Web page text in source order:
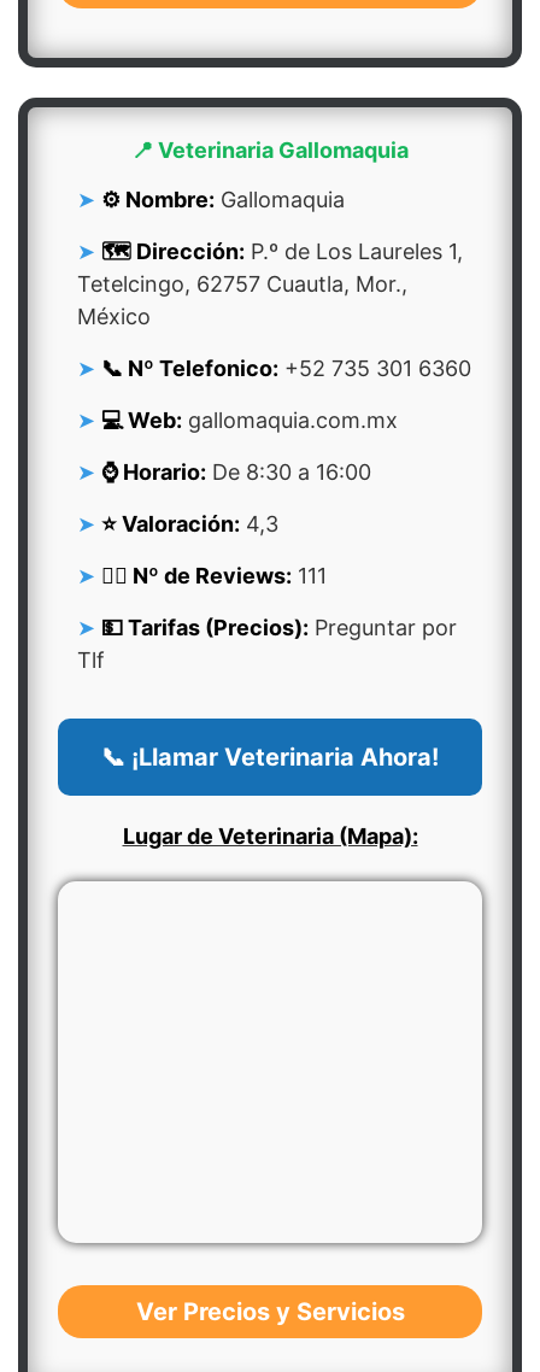
📍 Veterinaria Gallomaquia
⚙️ Nombre: Gallomaquia
🗺️ Dirección: P.º de Los Laureles 1,
Tetelcingo, 62757 Cuautla, Mor.,
México
📞 Nº Telefonico: +52 735 301 6360
💻 Web: gallomaquia.com.mx
⌚ Horario: De 8:30 a 16:00
⭐ Valoración: 4,3
👍🏻 Nº de Reviews: 111
💵 Tarifas (Precios): Preguntar por
Tlf
📞 ¡Llamar Veterinaria Ahora!
Lugar de Veterinaria (Mapa):
Ver Precios y Servicios